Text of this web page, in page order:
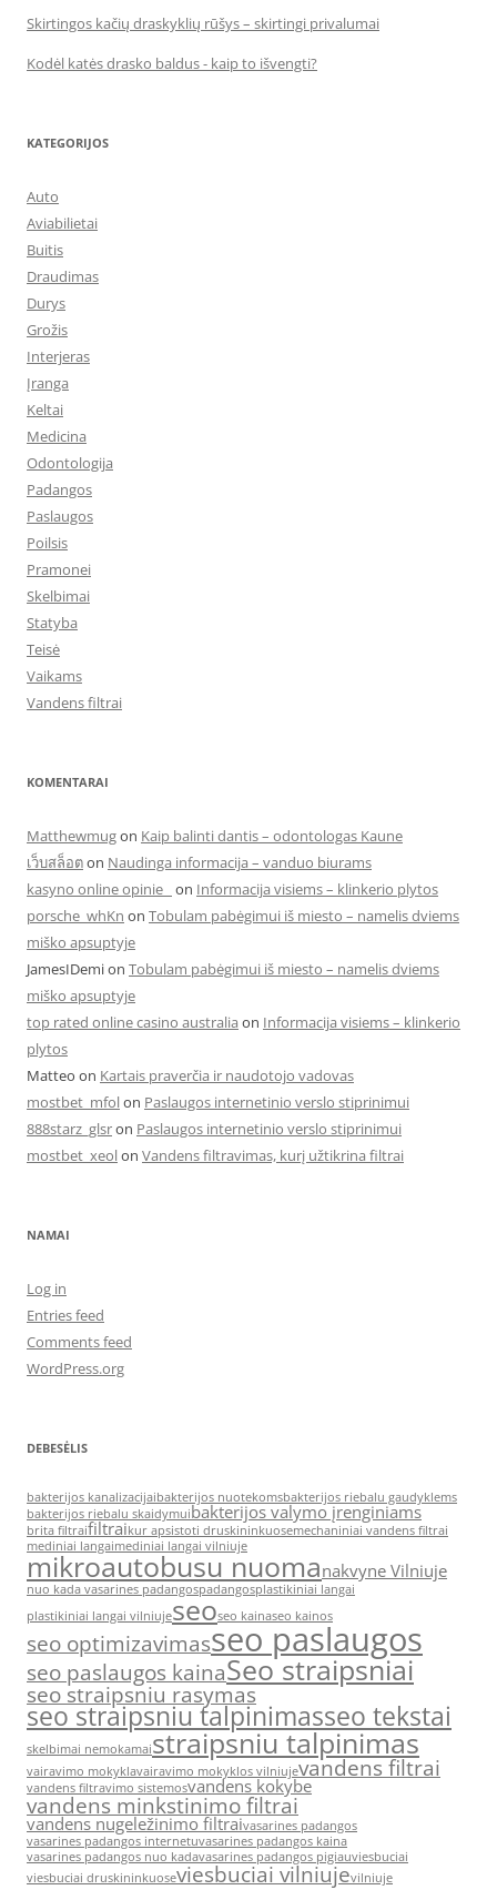
Skirtingos kačių draskyklių rūšys – skirtingi privalumai
Kodėl katės drasko baldus - kaip to išvengti?
KATEGORIJOS
Auto
Aviabilietai
Buitis
Draudimas
Durys
Grožis
Interjeras
Įranga
Keltai
Medicina
Odontologija
Padangos
Paslaugos
Poilsis
Pramonei
Skelbimai
Statyba
Teisė
Vaikams
Vandens filtrai
KOMENTARAI
Matthewmugon Kaip balinti dantis – odontologas Kaune
เว็บสล็อตon Naudinga informacija – vanduo biurams
kasyno online opinie
on Informacija visiems – klinkerio plytos
porsche_whKn on Tobulam pabėgimui iš miesto – namelis dviems
miško apsuptyje
JamesIDemion Tobulam pabėgimui iš miesto – namelis dviems
miško apsuptyje
top rated online casino australia on Informacija visiems – klinkerio
plytos
Matteo on Kartais praverčia ir naudotojo vadovas
mostbet_mfolon Paslaugos internetinio verslo stiprinimui
888starz_glsron Paslaugos internetinio verslo stiprinimui
mostbet_xeolon Vandens filtravimas, kurį užtikrina filtrai
NAMAI
Log in
Entries feed
Comments feed
WordPress.org
DEBESĖLIS
bakterijos kanalizacijaibakterijos nuotekomsbakterijos riebalu gaudyklems
bakterijos riebalu skaidymuibakterijos valymo įrenginiams
brita filtraifiltraikur apsistoti druskininkuosemechaniniai vandens filtrai
mediniai langaimediniai langai vilniuje
mikroautobusu nuomanakvyne Vilniuje
nuo kada vasarines padangospadangosplastikiniai langai
plastikiniai langai vilniujeseoseo kainaseo kainos
seo optimizavimasseo paslaugos
seo paslaugos kainaSeo straipsniai
seo straipsniu rasymas
seo straipsniu talpinimasseo tekstai
skelbimai nemokamaistraipsniu talpinimas
vairavimo mokyklavairavimo mokyklos vilniujevandens filtrai
vandens filtravimo sistemosvandens kokybe
vandens minkstinimo filtrai
vandens nugeležinimo filtraivasarines padangos
vasarines padangos internetuvasarines padangos kaina
vasarines padangos nuo kadavasarines padangos pigiauviesbuciai
viesbuciai druskininkuoseviesbuciai vilniujevilniuje